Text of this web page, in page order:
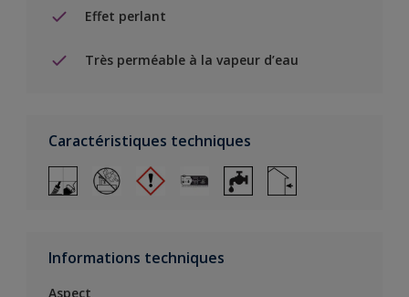
Effet perlant
Très perméable à la vapeur d’eau
Caractéristiques techniques
Informations techniques
Aspect